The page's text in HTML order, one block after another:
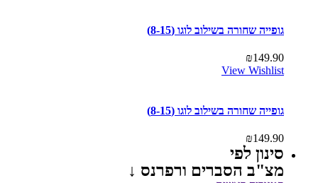
גופייה שחורה בשילוב לוגו (8-15)
₪149.90
View Wishlist
גופייה שחורה בשילוב לוגו (8-15)
₪149.90
סינון לפי
מצ"ב הסברים ורפרנס ↓